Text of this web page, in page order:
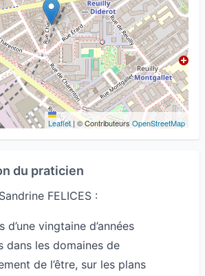
Leaflet | © ContributeursOpenStreetMap
du praticien
FELICES :
vingtaine d’années
dans les domaines de
de l’être, sur les plans